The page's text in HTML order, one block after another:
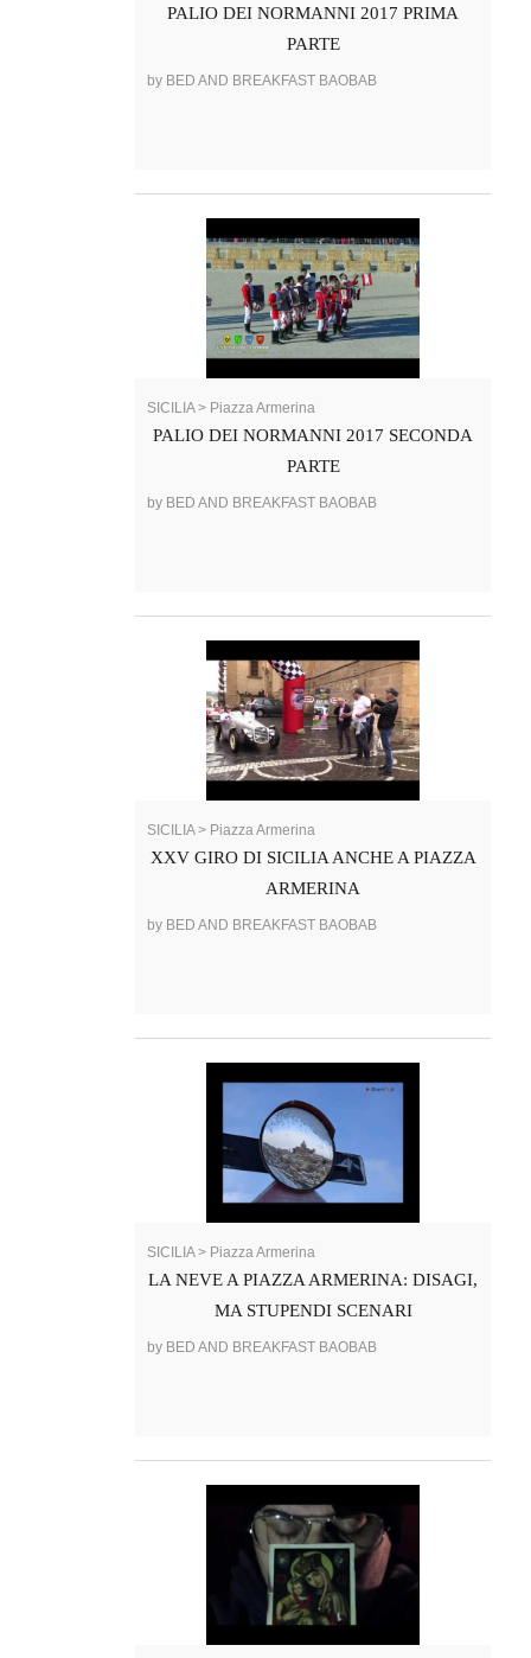
PALIO DEI NORMANNI 2017 PRIMA
PARTE
by BED AND BREAKFAST BAOBAB
SICILIA > Piazza Armerina
PALIO DEI NORMANNI 2017 SECONDA
PARTE
by BED AND BREAKFAST BAOBAB
SICILIA > Piazza Armerina
XXV GIRO DI SICILIA ANCHE A PIAZZA
ARMERINA
by BED AND BREAKFAST BAOBAB
SICILIA > Piazza Armerina
LA NEVE A PIAZZA ARMERINA: DISAGI,
MA STUPENDI SCENARI
by BED AND BREAKFAST BAOBAB